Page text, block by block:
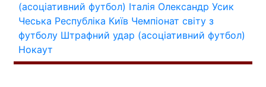
(асоціативний футбол) Італія Олександр Усик
Чеська Республіка Київ Чемпіонат світу з
футболу Штрафний удар (асоціативний футбол)
Нокаут